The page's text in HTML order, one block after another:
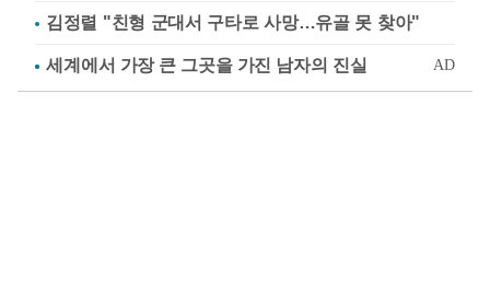
김정렬 "친형 군대서 구타로 사망…유골 못 찾아"